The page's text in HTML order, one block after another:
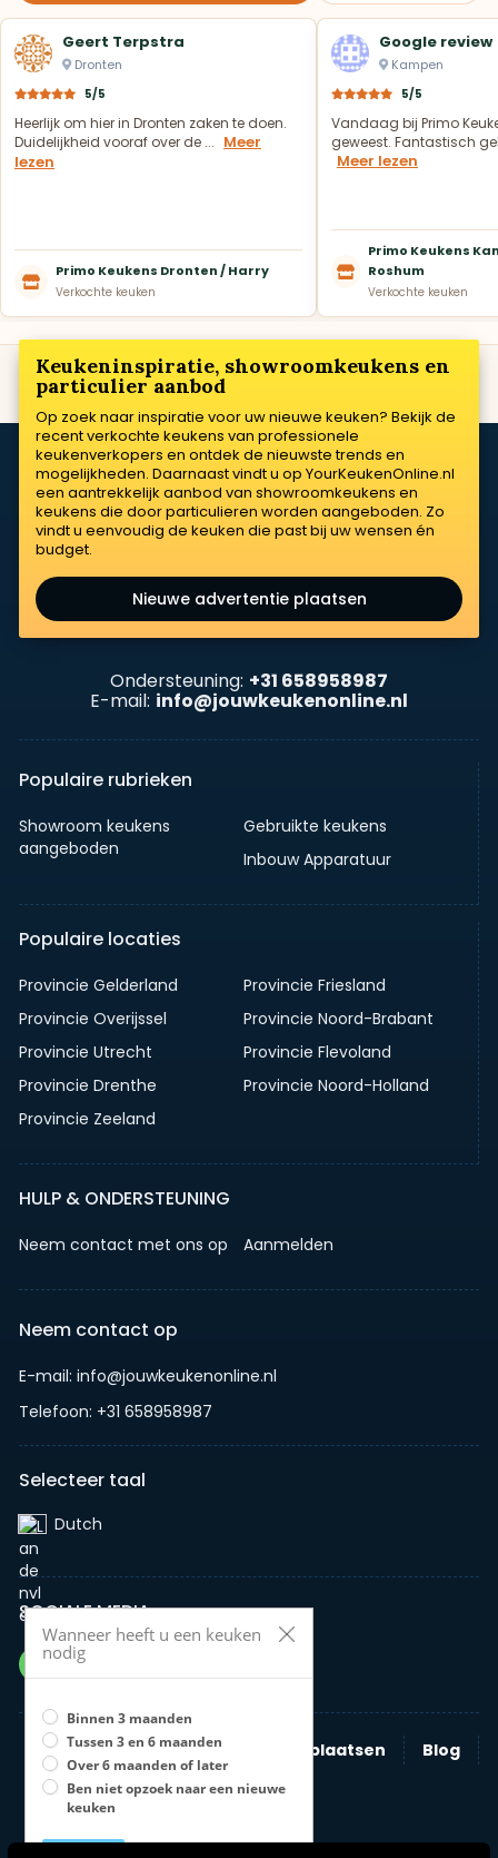
Geert Terpstra
Dronten
5/5
Heerlijk om hier in Dronten zaken te doen.
Duidelijkheid vooraf over de ... Meer
lezen
Primo Keukens Dronten / Harry
Verkochte keuken
Google review
Kampen
5/5
Vandaag bij Primo
geweest. Fantastisch
Meer lezen
Primo Keukens
Roshum
Verkochte keuken
Keukeninspiratie, showroomkeukens en
particulier aanbod
Op zoek naar inspiratie voor uw nieuwe keuken? Bekijk de
recent verkochte keukens van professionele
keukenverkopers en ontdek de nieuwste trends en
mogelijkheden. Daarnaast vindt u op YourKeukenOnline.nl
een aantrekkelijk aanbod van showroomkeukens en
keukens die door particulieren worden aangeboden. Zo
vindt u eenvoudig de keuken die past bij uw wensen én
budget.
Nieuwe advertentie plaatsen
Ondersteuning: +31 658958987
E-mail: info@jouwkeukenonline.nl
Populaire rubrieken
Showroom keukens
aangeboden
Gebruikte keukens
Inbouw Apparatuur
Populaire locaties
Provincie Gelderland
Provincie Friesland
Provincie Overijssel
Provincie Noord-Brabant
Provincie Utrecht
Provincie Flevoland
Provincie Drenthe
Provincie Noord-Holland
Provincie Zeeland
HULP & ONDERSTEUNING
Neem contact met ons op Aanmelden
Neem contact op
E-mail: info@jouwkeukenonline.nl
Telefoon: +31 658958987
Selecteer taal
Dutch‎
SOCIALE MEDIA
Zoeken Nieuwe advertentie plaatsen
Blog
Bedrijven
Wanneer heeft u een keuken
nodig
Binnen 3 maanden
Tussen 3 en 6 maanden
Over 6 maanden of later
Ben niet opzoek naar een nieuwe
keuken